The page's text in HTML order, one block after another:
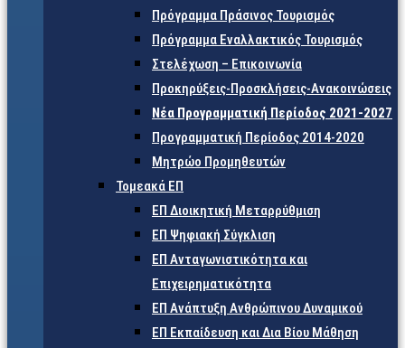
Πρόγραμμα Πράσινος Τουρισμός
Πρόγραμμα Εναλλακτικός Τουρισμός
Στελέχωση – Επικοινωνία
Προκηρύξεις-Προσκλήσεις-Ανακοινώσεις
Νέα Προγραμματική Περίοδος 2021-2027
Προγραμματική Περίοδος 2014-2020
Μητρώο Προμηθευτών
Τομεακά ΕΠ
ΕΠ Διοικητική Μεταρρύθμιση
ΕΠ Ψηφιακή Σύγκλιση
ΕΠ Ανταγωνιστικότητα και
Επιχειρηματικότητα
ΕΠ Ανάπτυξη Ανθρώπινου Δυναμικού
ΕΠ Εκπαίδευση και Δια Βίου Μάθηση